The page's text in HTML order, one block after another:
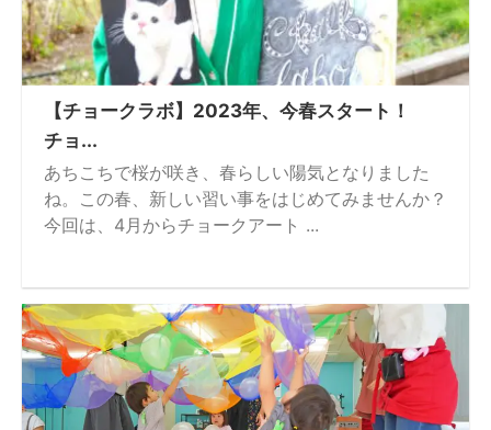
【チョークラボ】2023年、今春スタート！
チョ...
あちこちで桜が咲き、春らしい陽気となりました
ね。この春、新しい習い事をはじめてみませんか？
今回は、4月からチョークアート ...